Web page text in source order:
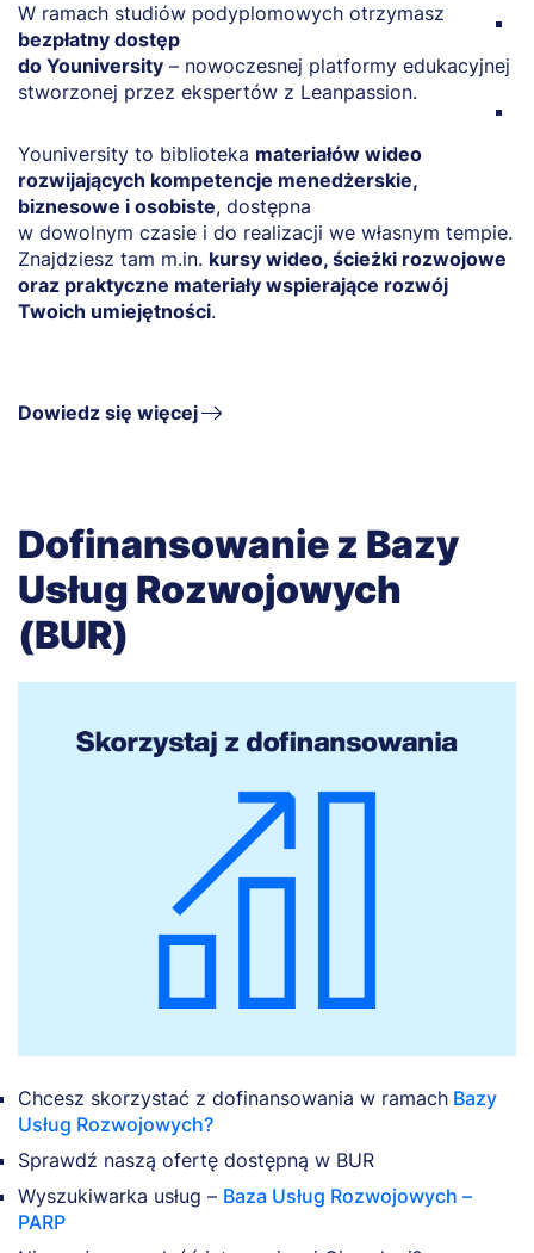
W ramach studiów podyplomowych otrzymasz
bezpłatny dostęp
do Youniversity – nowoczesnej platformy edukacyjnej
stworzonej przez ekspertów z Leanpassion.
Youniversity to biblioteka materiałów wideo
rozwijających kompetencje menedżerskie,
biznesowe i osobiste, dostępna
w dowolnym czasie i do realizacji we własnym tempie.
Znajdziesz tam m.in. kursy wideo, ścieżki rozwojowe
oraz praktyczne materiały wspierające rozwój
Twoich umiejętności.
Dowiedz się więcej
Dofinansowanie z Bazy
Usług Rozwojowych
(BUR)
Chcesz skorzystać z dofinansowania w ramach Bazy
Usług Rozwojowych?
Sprawdź naszą ofertę dostępną w BUR
Wyszukiwarka usług – Baza Usług Rozwojowych –
PARP